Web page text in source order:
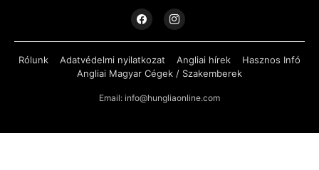
Rólunk Adatvédelmi nyilatkozat Angliai hírek
Hasznos Infó
Angliai Magyar Cégek / Szakemberek
Email: info@hungliaonline.com